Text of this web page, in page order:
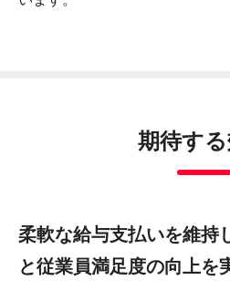
期待す
柔軟な給与支払いを維持
と従業員満足度の向上を